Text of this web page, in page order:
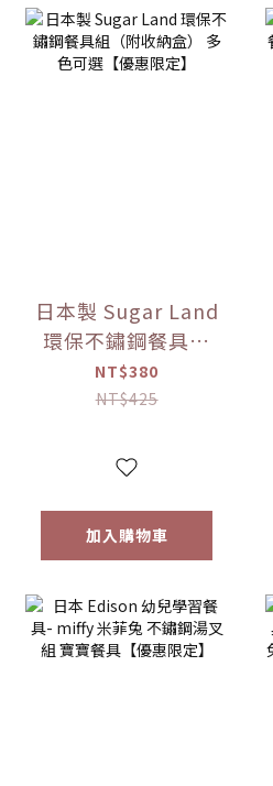
日本製 Sugar Land
環保不鏽鋼餐具組
（附收納盒） 多色
可選【優惠限定】
NT$380
NT$425
加入購物車